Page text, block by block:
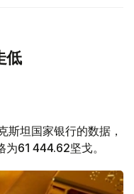
低
斯坦国家银行的数据，
61 444.62坚戈。